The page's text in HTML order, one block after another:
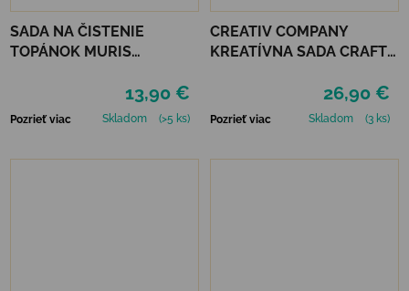
SADA NA ČISTENIE
TOPÁNOK MURIS
13,90 €
Pozrieť viac Skladom (>5 ks)
CREATIV COMPANY
KREATÍVNA SADA CRAFT
26,90 €
Pozrieť viac Skladom (3 ks)